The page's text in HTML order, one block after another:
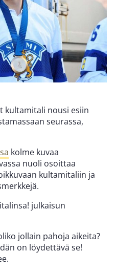
kultamitali nousi esiin
seurassa,
kolme kuvaa
nuoli osoittaa
kultamitaliin ja
julkaisun
jollain pahoja aikeita?
on löydettävä se!